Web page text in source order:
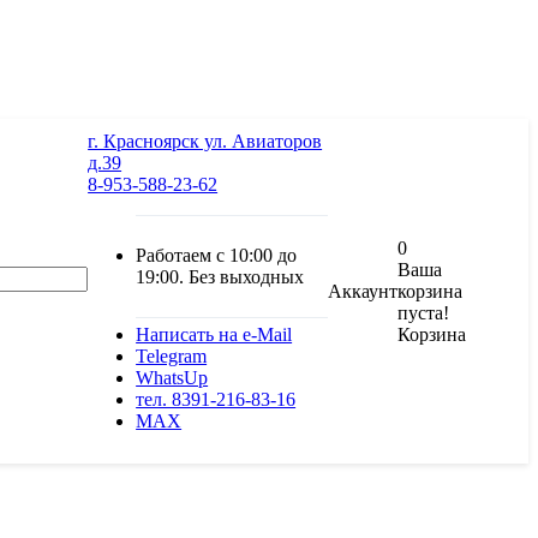
г. Красноярск ул. Авиаторов
д.39
8-953-588-23-62
Работаем с 10:00 до
19:00. Без выходных
Написать на e-Mail
Telegram
WhatsUp
тел. 8391-216-83-16
MAX
Аккаунт
0
Ваша
корзина
пуста!
Корзина